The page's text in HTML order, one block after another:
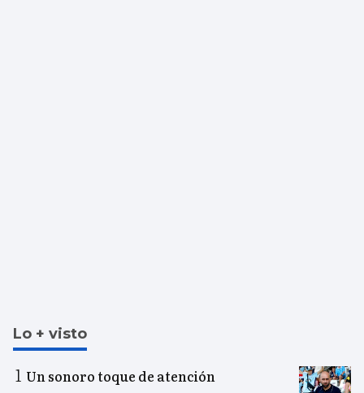
Lo + visto
Un sonoro toque de atención